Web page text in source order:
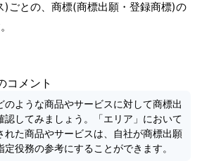
)ごとの、商標(商標出願・登録商標)の
コメント
のような商品やサービスに対して商標出
認してみましょう。「エリア」において
れた商品やサービスは、自社が商標出願
役務の参考にすることができます。